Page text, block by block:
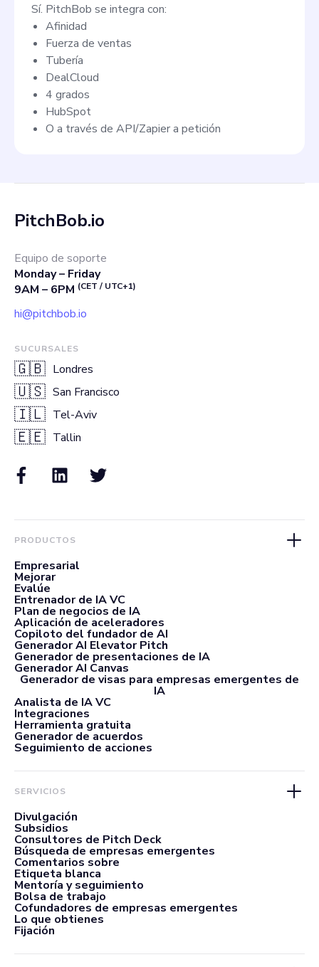
Sí. PitchBob se integra con:
Afinidad
Fuerza de ventas
Tubería
DealCloud
4 grados
HubSpot
O a través de API/Zapier a petición
PitchBob.io
Equipo de soporte
Monday – Friday
9AM – 6PM (CET / UTC+1)
hi@pitchbob.io
SUCURSALES
🇬🇧 Londres
🇺🇸 San Francisco
🇮🇱 Tel-Aviv
🇪🇪 Tallin
PRODUCTOS
Empresarial
Mejorar
Evalúe
Entrenador de IA VC
Plan de negocios de IA
Aplicación de aceleradores
Copiloto del fundador de AI
Generador AI Elevator Pitch
Generador de presentaciones de IA
Generador AI Canvas
Generador de visas para empresas emergentes de
IA
Analista de IA VC
Integraciones
Herramienta gratuita
Generador de acuerdos
Seguimiento de acciones
SERVICIOS
Divulgación
Subsidios
Consultores de Pitch Deck
Búsqueda de empresas emergentes
Comentarios sobre
Etiqueta blanca
Mentoría y seguimiento
Bolsa de trabajo
Cofundadores de empresas emergentes
Lo que obtienes
Fijación